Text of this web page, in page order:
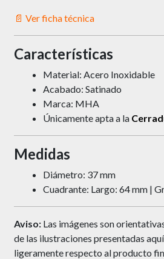
📄 Ver ficha técnica
Características
Material: Acero Inoxidable
Acabado: Satinado
Marca: MHA
Únicamente apta a la
Medidas
Diámetro: 37 mm
Cuadrante: Largo: 64 mm |
Aviso:Las imágenes son
de las ilustraciones presentadas
ligeramente respecto al producto